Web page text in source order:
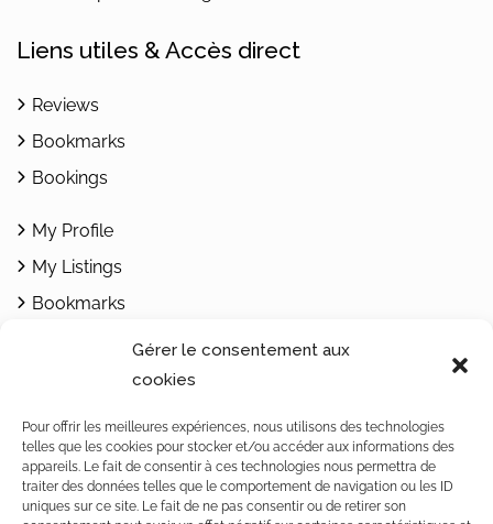
Gérer le consentement aux
cookies
Pour offrir les meilleures expériences, nous utilisons des technologies
telles que les cookies pour stocker et/ou accéder aux informations des
appareils. Le fait de consentir à ces technologies nous permettra de
traiter des données telles que le comportement de navigation ou les ID
uniques sur ce site. Le fait de ne pas consentir ou de retirer son
Liens utiles & Accès direct
Reviews
Bookmarks
Bookings
My Profile
My Listings
Bookmarks
1462 Yvonand / Rte de Rovray 30
Vaud / Switzerland